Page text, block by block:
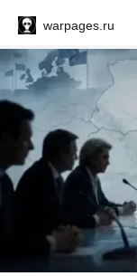
warpages.ru